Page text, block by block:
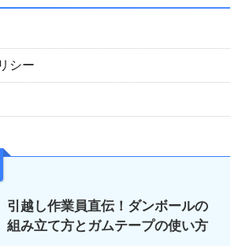
シー
引越し作業員直伝！ダンボールの
組み立て方とガムテープの使い方